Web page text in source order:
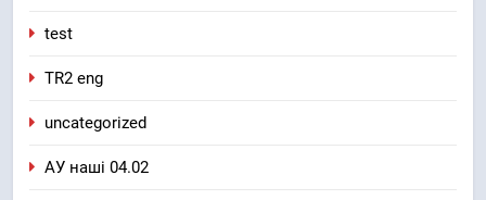
test
TR2 eng
uncategorized
АУ наші 04.02